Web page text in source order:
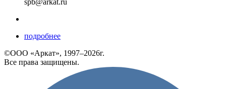
spb@arkat.ru
подробнее
©ООО «Аркат», 1997–2026г.
Все права защищены.